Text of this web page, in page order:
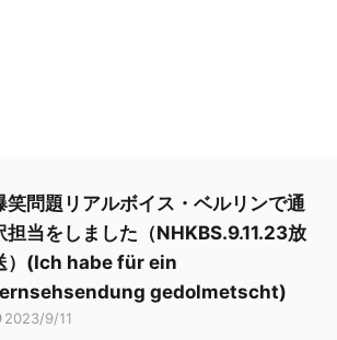
笑問題リアルボイス・ベルリンで通
担当をしました（NHKBS.9.11.23放
）(Ich habe für ein
gedolmetscht)
2023/9/11